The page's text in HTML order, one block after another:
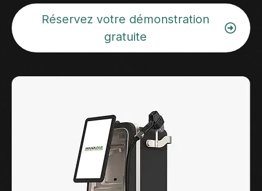
Réservez votre démonstration
gratuite